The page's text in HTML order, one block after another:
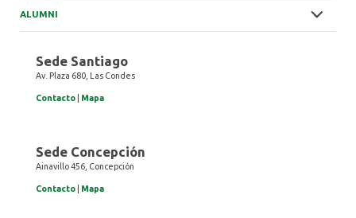
ALUMNI
Sede Santiago
Av. Plaza 680, Las Condes
Contacto Mapa
Sede Concepción
Ainavillo 456, Concepción
Contacto Mapa